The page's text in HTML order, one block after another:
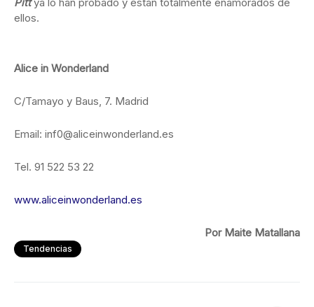
Pittya lo han probado y están totalmente enamorados de
ellos.
Alice in Wonderland
C/Tamayo y Baus, 7. Madrid
Email: inf0@aliceinwonderland.es
Tel. 91 522 53 22
www.aliceinwonderland.es
Por Maite Matallana
Tendencias